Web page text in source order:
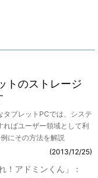
トのストレージ
タブレットPCでは、システ
ればユーザー領域として利
にその方法を解説
2013/12/25
！アドミンくん」